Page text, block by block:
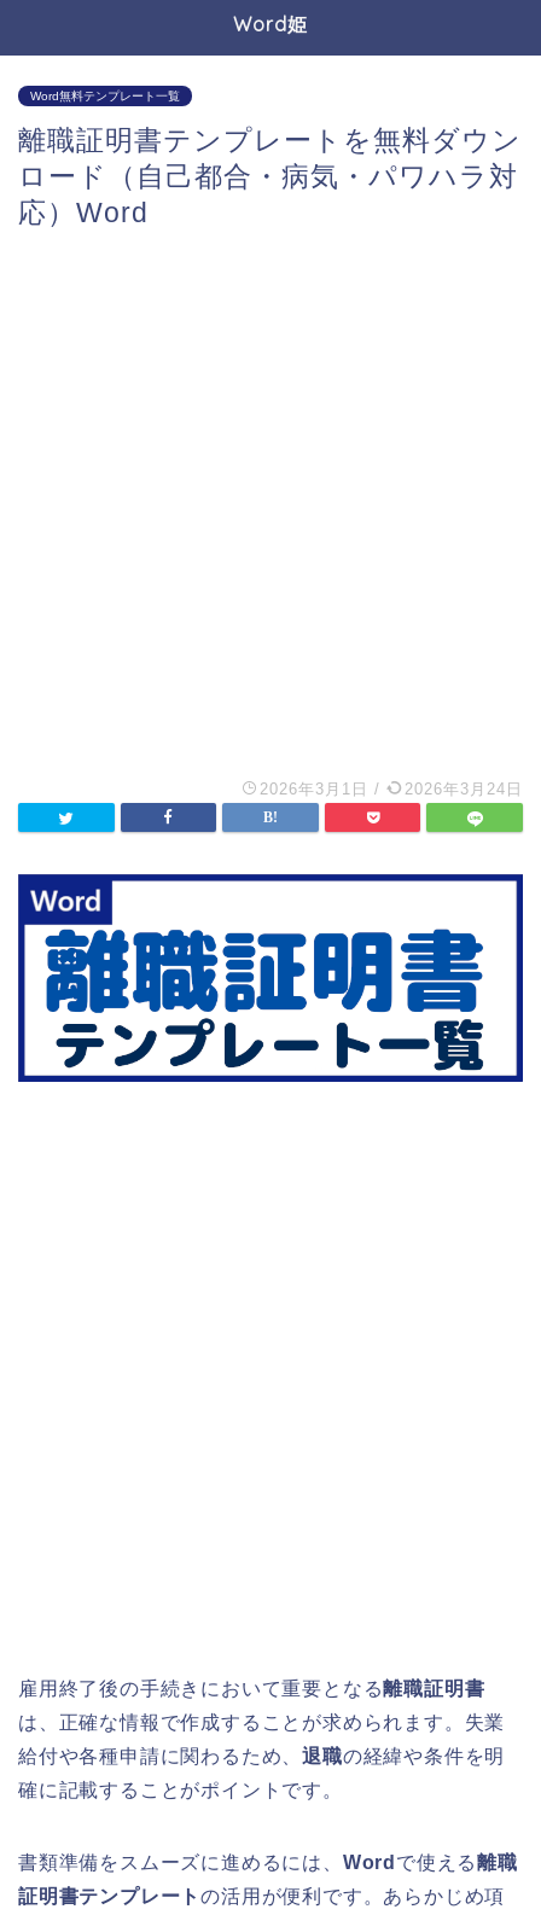
Word姫
Word無料テンプレート一覧
離職証明書テンプレートを無料ダウン
ロード（自己都合・病気・パワハラ対
応）Word
2026年3月1日 / 2026年3月24日
雇用終了後の手続きにおいて重要となる離職証明書
は、正確な情報で作成することが求められます。失業
給付や各種申請に関わるため、退職の経緯や条件を明
確に記載することがポイントです。
書類準備をスムーズに進めるには、 Word で使える離職
証明書テンプレートの活用が便利です。あらかじめ項